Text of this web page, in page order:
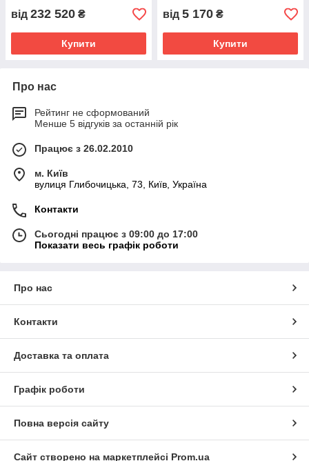
МОРСЬКІ СУДНА
від 232 520 ₴
Купити
від 5 170 ₴
Купити
Про нас
Рейтинг не сформований
Менше 5 відгуків за останній рік
Працює з 26.02.2010
м. Київ
вулиця Глибочицька, 73, Київ, Україна
Контакти
Сьогодні працює з 09:00 до 17:00
Показати весь графік роботи
Про нас
Контакти
Доставка та оплата
Графік роботи
Повна версія сайту
Сайт створено на маркетплейсі Prom.ua